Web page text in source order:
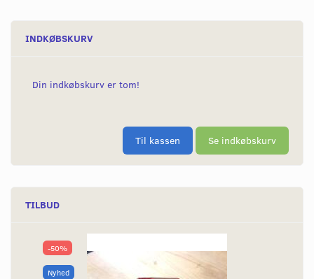
INDKØBSKURV
Din indkøbskurv er tom!
Til kassen Se indkøbskurv
TILBUD
-50%
Nyhed